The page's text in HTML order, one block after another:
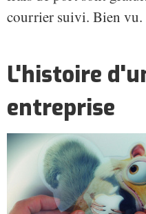
courrier suivi. Bien vu.
L'histoire
entreprise